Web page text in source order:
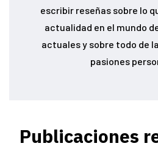
escribir reseñas sobre lo
actualidad en el mundo
actuales y sobre todo de
pasiones
Publicaciones